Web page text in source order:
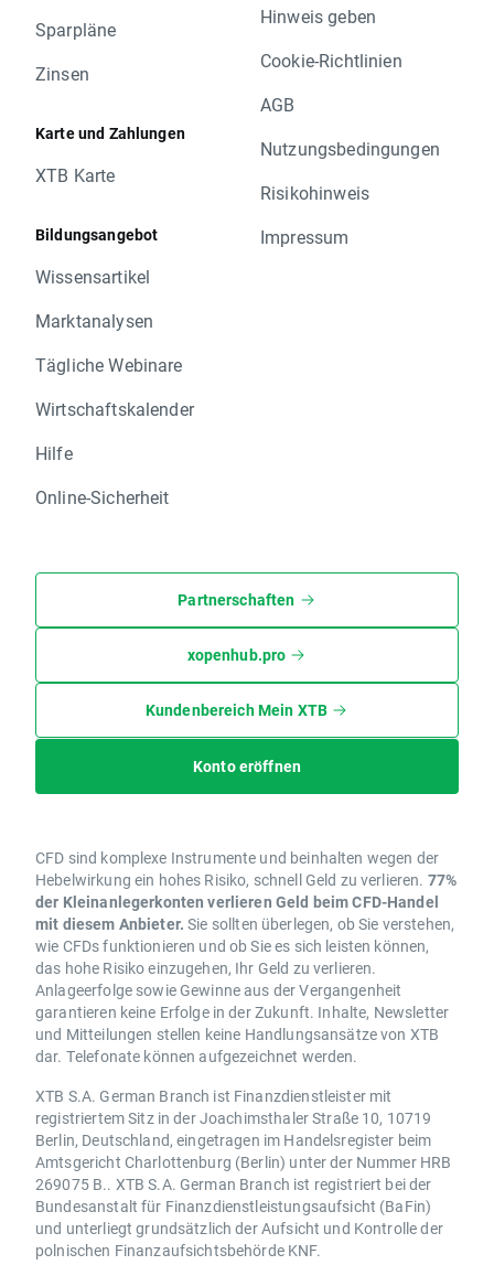
Sparpläne
Zinsen
Karte und Zahlungen
XTB Karte
Bildungsangebot
Wissensartikel
Marktanalysen
Tägliche Webinare
Wirtschaftskalender
Hilfe
Online-Sicherheit
Hinweis geben
Cookie-Richtlinien
AGB
Nutzungsbedingungen
Risikohinweis
Impressum
Partnerschaften
xopenhub.pro
Kundenbereich Mein XTB
Konto eröffnen
CFD sind komplexe Instrumente und beinhalten wegen der
Hebelwirkung ein hohes Risiko, schnell Geld zu verlieren. 77%
der Kleinanlegerkonten verlieren Geld beim CFD-Handel
mit diesem Anbieter. Sie sollten überlegen, ob Sie verstehen,
wie CFDs funktionieren und ob Sie es sich leisten können,
das hohe Risiko einzugehen, Ihr Geld zu verlieren.
Anlageerfolge sowie Gewinne aus der Vergangenheit
garantieren keine Erfolge in der Zukunft. Inhalte, Newsletter
und Mitteilungen stellen keine Handlungsansätze von XTB
dar. Telefonate können aufgezeichnet werden.
XTB S.A. German Branch ist Finanzdienstleister mit
registriertem Sitz in der Joachimsthaler Straße 10, 10719
Berlin, Deutschland, eingetragen im Handelsregister beim
Amtsgericht Charlottenburg (Berlin) unter der Nummer HRB
269075 B.. XTB S.A. German Branch ist registriert bei der
Bundesanstalt für Finanzdienstleistungsaufsicht (BaFin)
und unterliegt grundsätzlich der Aufsicht und Kontrolle der
polnischen Finanzaufsichtsbehörde KNF.